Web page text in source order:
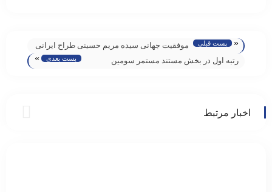
« پست قبلی
موفقیت جهانی سیده مریم حسینی طراح ایرانی
با کسب جوایز مطرح بین‌المللی
رتبه اول در بخش مستند مستمر سومین
پست بعدی »
اخبار مرتبط